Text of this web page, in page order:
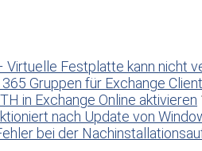
Virtuelle Festplatte kann nicht
Gruppen für Exchange
in Exchange Online aktivieren
nach Update von
bei der